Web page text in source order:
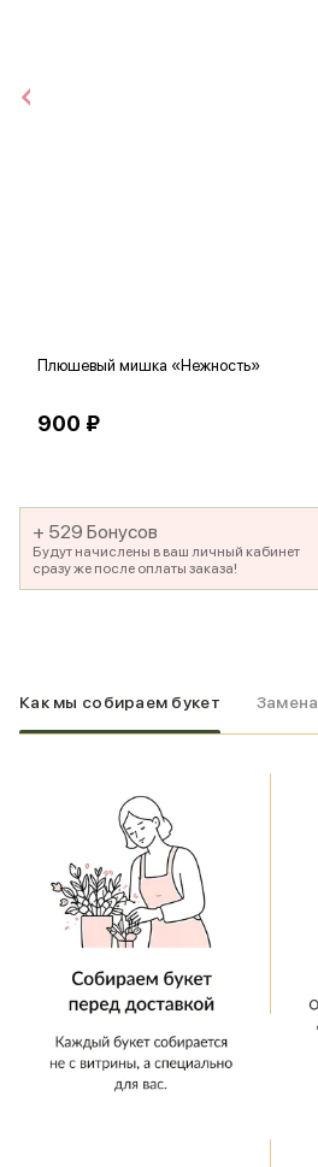
Плюшевый мишка «Нежность»
900 ₽
+ 529 Бонусов
Будут начислены в ваш личный кабинет
сразу же после оплаты заказа!
Как мы собираем букет Замена